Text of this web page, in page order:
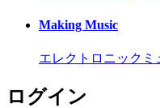
Making Music
エレクトロニックミ
ログイン